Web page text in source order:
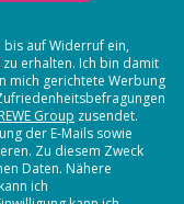
bis auf Widerruf ein,
erhalten. Ich bin damit
mich gerichtete Werbung
Group zusendet.
der E-Mails sowie
Zu diesem Zweck
Daten. Nähere
ich